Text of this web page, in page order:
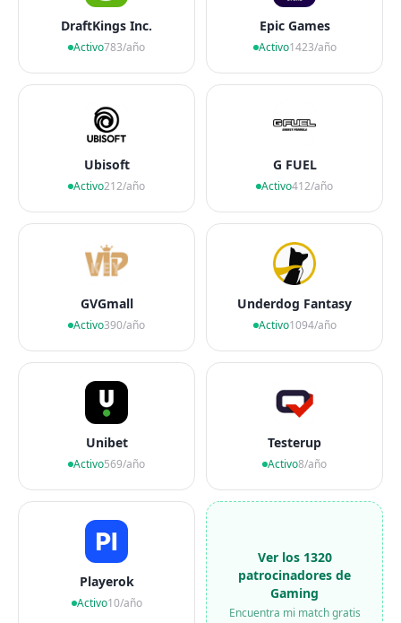
DraftKings Inc.
Activo783/año
Epic Games
Activo1423/año
Ubisoft
Activo212/año
G FUEL
Activo412/año
GVGmall
Activo390/año
Underdog Fantasy
Activo1094/año
Unibet
Activo569/año
Testerup
Activo8/año
Playerok
Activo10/año
Ver los 1320
patrocinadores de
Gaming
Encuentra mi match gratis